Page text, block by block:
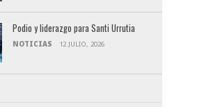
Podio y liderazgo para Santi Urrutia
NOTICIAS 12 JULIO, 2026